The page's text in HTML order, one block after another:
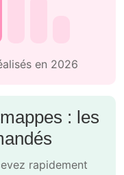
en 2026
: les
rapidement